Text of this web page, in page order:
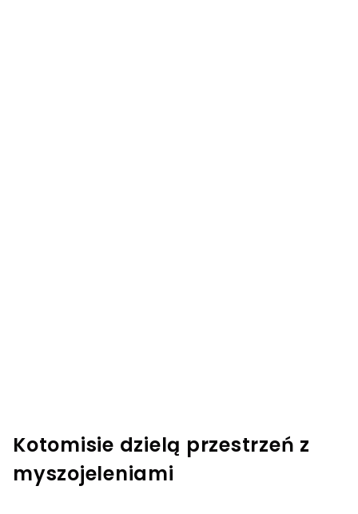
Kotomisie dzielą przestrzeń z
myszojeleniami